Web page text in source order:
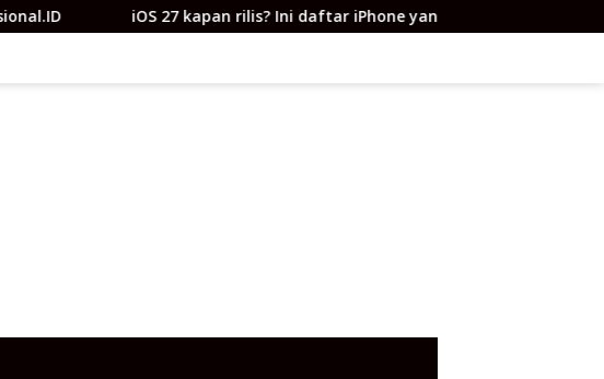
iOS 27 kapan rilis? Ini daftar iPhone yang kebagian dan fitur barunya